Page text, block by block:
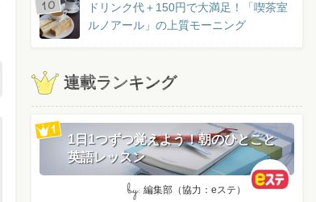
ドリンク代＋150円で大満足！「喫茶室
ルノアール」の上質モーニング
連載ランキング
1日1つずつ覚えよう！朝のひとこと
英語レッスン
by: 編集部（協力：eステ）